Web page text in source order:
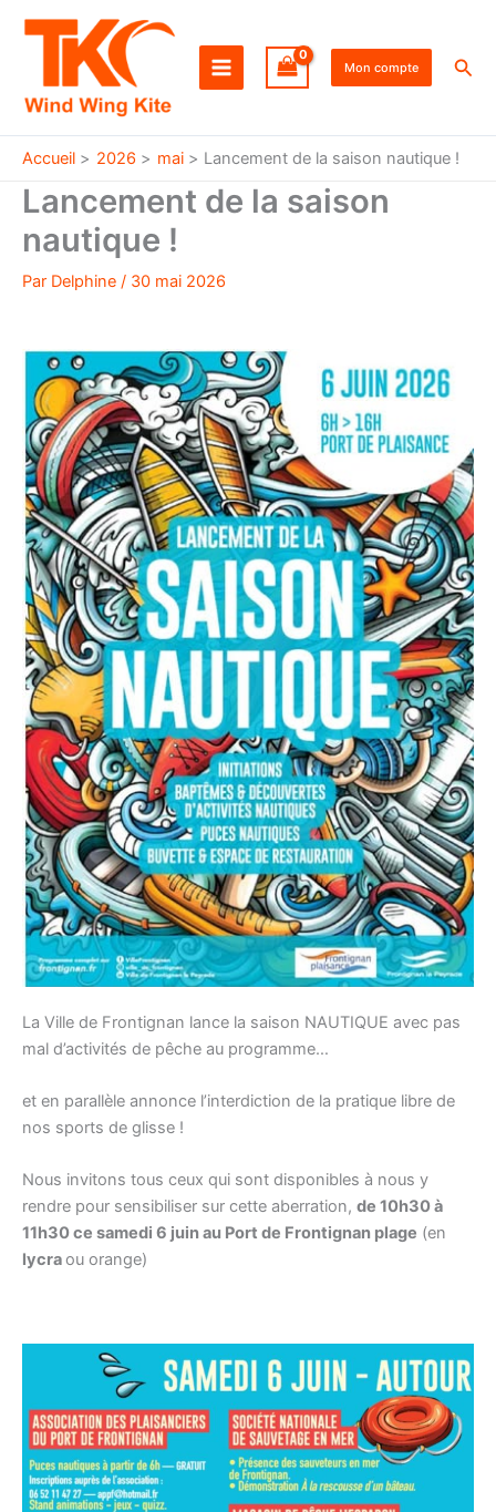
Mon compte
Accueil 2026 mai Lancement de la saison nautique !
Lancement de la saison
nautique !
Par Delphine / 30 mai 2026
La Ville de Frontignan lance la saison NAUTIQUE avec pas
mal d’activités de pêche au programme…
et en parallèle annonce l’interdiction de la pratique libre de
nos sports de glisse !
Nous invitons tous ceux qui sont disponibles à nous y
rendre pour sensibiliser sur cette aberration, de 10h30 à
11h30 ce samedi 6 juin au Port de Frontignan plage (en
lycraou orange)